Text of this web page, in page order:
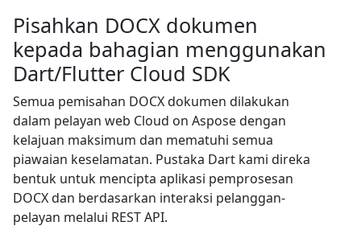
Pisahkan DOCX dokumen
kepada bahagian menggunakan
Dart/Flutter Cloud SDK
Semua pemisahan DOCX dokumen dilakukan
dalam pelayan web Cloud on Aspose dengan
kelajuan maksimum dan mematuhi semua
piawaian keselamatan. Pustaka Dart kami direka
bentuk untuk mencipta aplikasi pemprosesan
DOCX dan berdasarkan interaksi pelanggan-
pelayan melalui REST API.